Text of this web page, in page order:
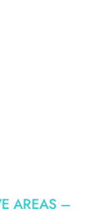
AREAS –